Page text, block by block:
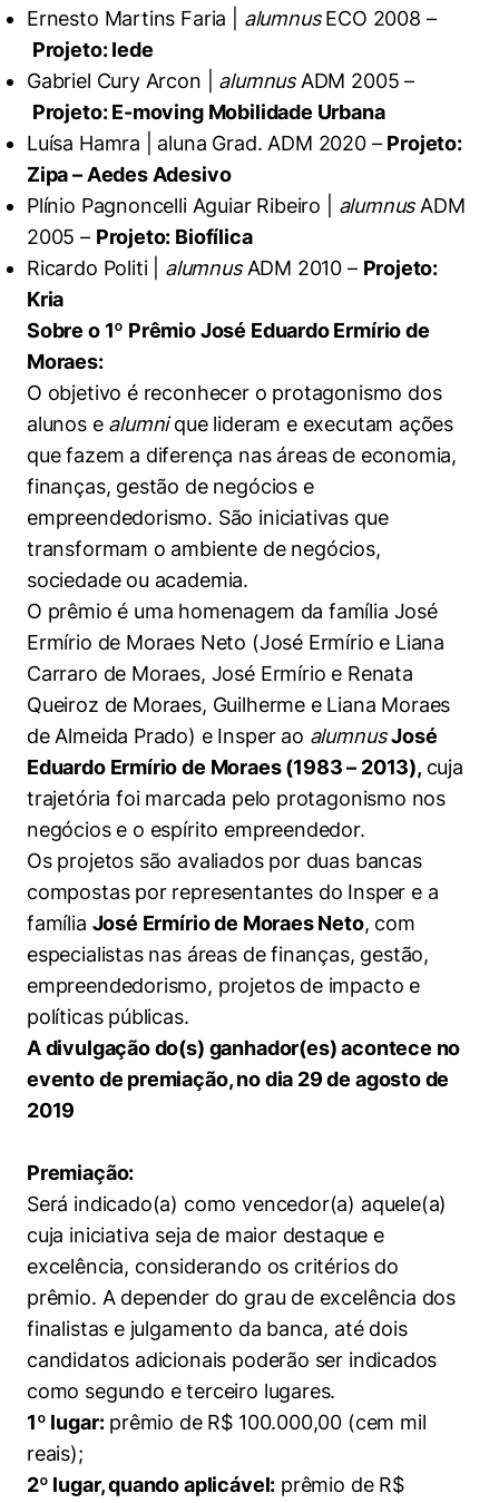
Engenharia de Produção
Engenharia Mecânica
Engenharia Mecatrônica
Economia
Finanças
Negócios
Políticas Públicas
Sustentabilidade
Tecnologia e Dados
Comitê de Ética em Pesquisa
Ouvidoria
Portal da Privacidade
Ernesto Martins Faria | alumnusECO 2008 –
Projeto: Iede
Gabriel Cury Arcon | alumnusADM 2005 –
Projeto: E-moving Mobilidade Urbana
Luísa Hamra | aluna Grad. ADM 2020 – Projeto:
Zipa – Aedes Adesivo
Plínio Pagnoncelli Aguiar Ribeiro |
alumnus ADM
2005 – Projeto: Biofílica
Ricardo Politi | alumnus ADM 2010 – Projeto:
Kria
Sobre o 1º Prêmio José Eduardo Ermírio de
Moraes:
O objetivo é reconhecer o protagonismo dos
alunos e alumnique lideram e executam ações
que fazem a diferença nas áreas de economia,
finanças, gestão de negócios e
empreendedorismo. São iniciativas que
transformam o ambiente de negócios,
sociedade ou academia.
O prêmio é uma homenagem da família José
Ermírio de Moraes Neto (José Ermírio e Liana
Carraro de Moraes, José Ermírio e Renata
Queiroz de Moraes, Guilherme e Liana Moraes
de Almeida Prado) e Insper ao alumnusJosé
Eduardo Ermírio de Moraes (1983 – 2013), cuja
trajetória foi marcada pelo protagonismo nos
negócios e o espírito empreendedor.
Os projetos são avaliados por duas bancas
compostas por representantes do Insper e a
família José Ermírio de Moraes Neto, com
especialistas nas áreas de finanças, gestão,
empreendedorismo, projetos de impacto e
políticas públicas.
A divulgação do(s) ganhador(es) acontece no
evento de premiação, no dia 29 de agosto de
2019
Premiação:
Será indicado(a) como vencedor(a) aquele(a)
cuja iniciativa seja de maior destaque e
excelência, considerando os critérios do
prêmio. A depender do grau de excelência dos
finalistas e julgamento da banca, até dois
candidatos adicionais poderão ser indicados
como segundo e terceiro lugares.
1º lugar:prêmio de R$ 100.000,00 (cem mil
reais);
2º lugar, quando aplicável: prêmio de R$
Cookies de preferências de usuário